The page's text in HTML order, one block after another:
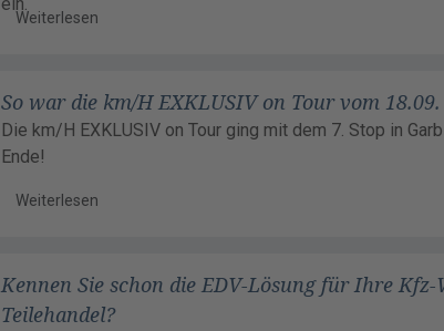
Weiterlesen
So war die km/H EXKLUSIV on Tour vom
Die km/H EXKLUSIV on Tour ging mit dem 7. Stop in
Ende!
Weiterlesen
Kennen Sie schon die EDV-Lösung für Ihre
Teilehandel?